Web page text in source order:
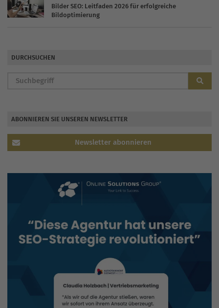
Bilder SEO: Leitfaden 2026 für erfolgreiche
Bildoptimierung
DURCHSUCHEN
ABONNIEREN SIE UNSEREN NEWSLETTER
Newsletter abonnieren